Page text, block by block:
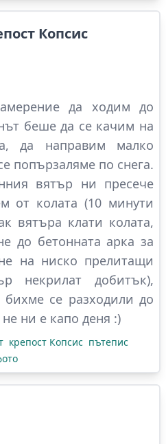
Копсис
да ходим до
беше да се качим на
да направим малко
попързаляме по снега.
вятър ни пресече
от колата (10 минути
вятъра клати колата,
до бетонната арка за
на ниско прелитащи
некрилат добитък),
се разходили до
ни е капо деня :)
крепост Копсис пътепис